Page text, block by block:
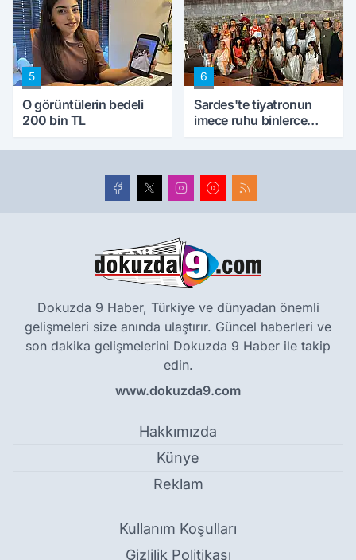
5
O görüntülerin bedeli
200 bin TL
6
Sardes'te tiyatronun
imece ruhu binlerce
Dokuzda 9 Haber, Türkiye ve dünyadan önemli
gelişmeleri size anında ulaştırır. Güncel haberleri ve
son dakika gelişmelerini Dokuzda 9 Haber ile takip
edin.
www.dokuzda9.com
Hakkımızda
Künye
Reklam
Kullanım Koşulları
Gizlilik Politikası